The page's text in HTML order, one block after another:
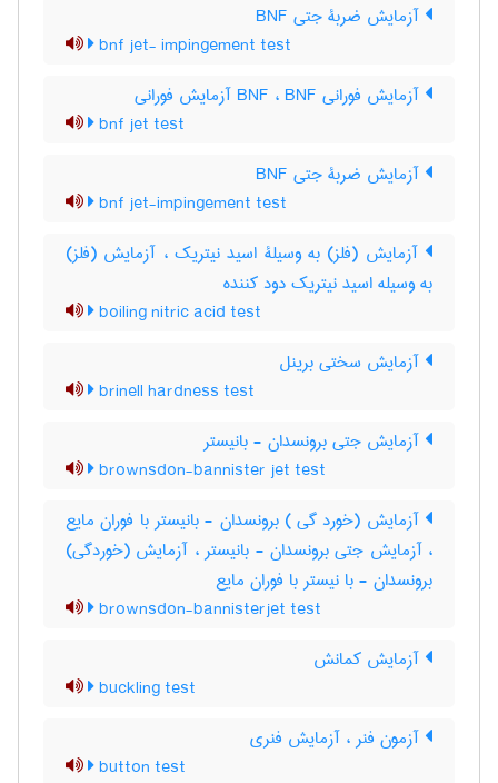
آزمایش ضربۀ جتی BNF
bnf jet- impingement test
آزمایش فورانی BNF ، BNF آزمایش فورانی
bnf jet test
آزمایش ضربۀ جتی BNF
bnf jet-impingement test
آزمایش (فلز) به وسیلۀ اسید نیتریک ، آزمایش (فلز)
به وسیله اسید نیتریک دود کننده
boiling nitric acid test
آزمایش سختی برینل
brinell hardness test
آزمایش جتی برونسدان - بانیستر
brownsdon-bannister jet test
آزمایش (خورد گی ) برونسدان - بانیستر با فوران مایع
، آزمایش جتی برونسدان - بانیستر ، آزمایش (خوردگی)
برونسدان - با نیستر با فوران مایع
brownsdon-bannisterjet test
آزمایش کمانش
buckling test
آزمون فنر ، آزمایش فنری
button test